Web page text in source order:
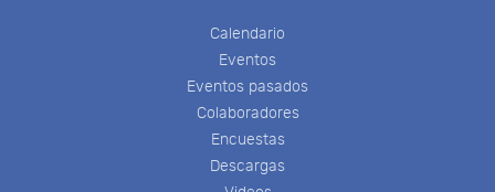
Calendario
Eventos
Eventos pasados
Colaboradores
Encuestas
Descargas